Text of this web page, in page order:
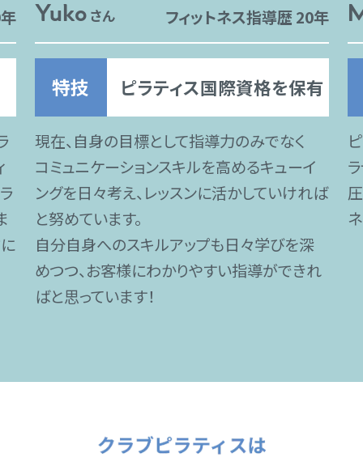
Yuko さん フィットネス指導歴 20年
特技 ピラティス国際資格を保有
現在、自身の目標として指導力のみでなく
コミュニケーションスキルを高めるキューイ
ングを日々考え、レッスンに活かしていければ
と努めています。
自分自身へのスキルアップも日々学びを深
めつつ、お客様にわかりやすい指導ができれ
ばと思っています！